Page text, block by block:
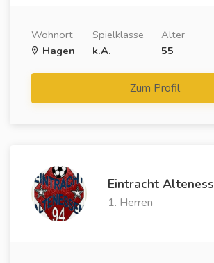
Wohnort
Hagen
Spielklasse
k.A.
Alter
55
Zum Profil
Eintracht
1. Herren